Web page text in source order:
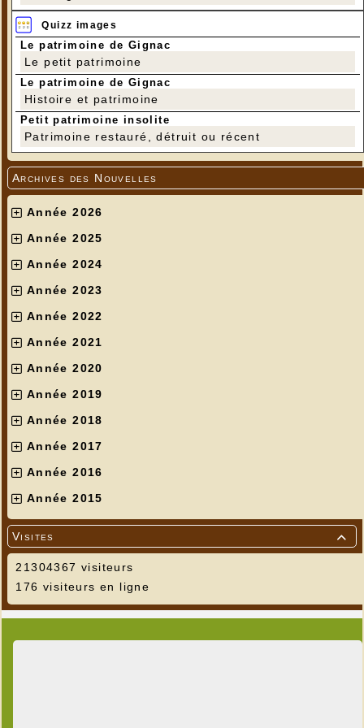
Quizz images
Le patrimoine de Gignac
Le petit patrimoine
Le patrimoine de Gignac
Histoire et patrimoine
Petit patrimoine insolite
Patrimoine restauré, détruit ou récent
Archives des Nouvelles
Année 2026
Année 2025
Année 2024
Année 2023
Année 2022
Année 2021
Année 2020
Année 2019
Année 2018
Année 2017
Année 2016
Année 2015

Visites
21304367 visiteurs
176 visiteurs en ligne